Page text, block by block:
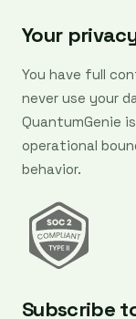
Your
You have full
never use your
QuantumGenie
operational
behavior.
Subscribe